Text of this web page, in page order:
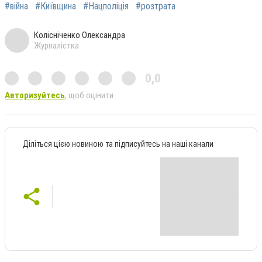
#війна #Київщина #Нацполіція #розтрата
Колісніченко Олександра
Журналістка
0,0
Авторизуйтесь, щоб оцінити
Діліться цією новиною та підписуйтесь на наші канали